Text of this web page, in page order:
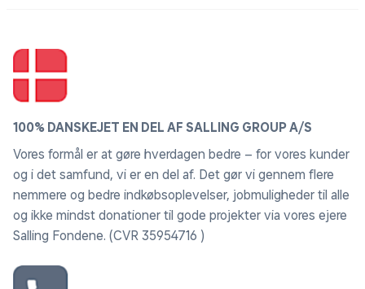
100% DANSKEJET EN DEL AF SALLING GROUP A/S
Vores formål er at gøre hverdagen bedre – for vores kunder
og i det samfund, vi er en del af. Det gør vi gennem flere
nemmere og bedre indkøbsoplevelser, jobmuligheder til alle
og ikke mindst donationer til gode projekter via vores ejere
Salling Fondene. (CVR 35954716 )